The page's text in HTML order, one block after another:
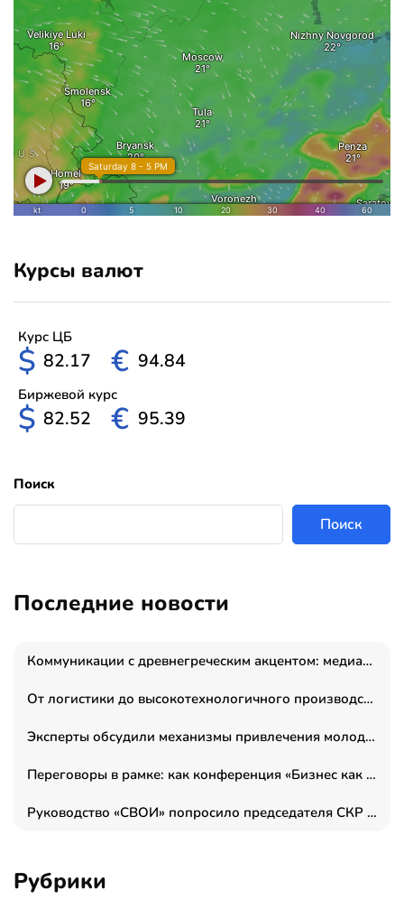
Курсы валют
Курс ЦБ
$ 82.17 € 94.84
Биржевой курс
$ 82.52 € 95.39
Поиск
Поиск
Последние новости
Коммуникации с древнегреческим акцентом: медиаменеджер и журналист Владимир Дергачев запустил коммуникационное агентство «Сократ 2.0»
От логистики до высокотехнологичного производства: как основатель “гагаринга” выстраивает экосистему безопасности и гражданских БПЛА
Эксперты обсудили механизмы привлечения молодых специалистов в промышленные города
Переговоры в рамке: как конференция «Бизнес как искусство» переформатирует деловой этикет в стенах ТПП РФ
Руководство «СВОИ» попросило председателя СКР дать правовую оценку обысков в тыловом штабе
Рубрики